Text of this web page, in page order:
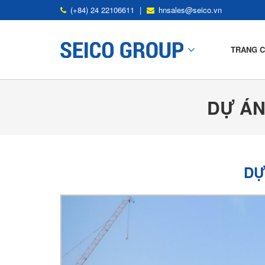
(+84) 24 22106611 | hnsales@seico.vn
TRANG
Mô Tả Nhà Thép Tiền ChếDỰ